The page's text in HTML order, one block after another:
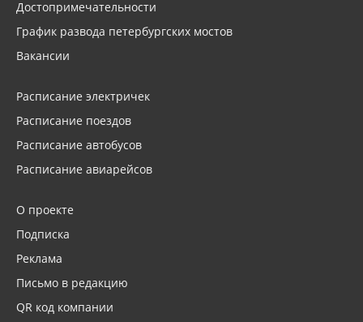
Достопримечательности
График развода петербургских мостов
Вакансии
Расписание электричек
Расписание поездов
Расписание автобусов
Расписание авиарейсов
О проекте
Подписка
Реклама
Письмо в редакцию
QR код компании